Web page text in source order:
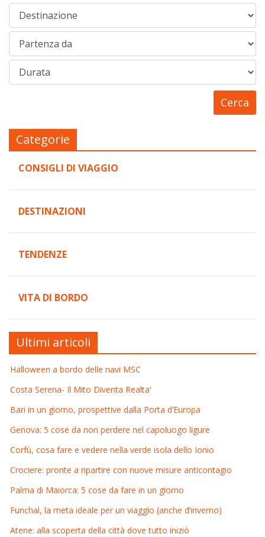
Categorie
CONSIGLI DI VIAGGIO
DESTINAZIONI
TENDENZE
VITA DI BORDO
Ultimi articoli
Halloween a bordo delle navi MSC
Costa Serena- Il Mito Diventa Realta'
Bari in un giorno, prospettive dalla Porta d’Europa
Genova: 5 cose da non perdere nel capoluogo ligure
Corfù, cosa fare e vedere nella verde isola dello Ionio
Crociere: pronte a ripartire con nuove misure anticontagio
Palma di Maiorca: 5 cose da fare in un giorno
Funchal, la meta ideale per un viaggio (anche d’inverno)
Atene: alla scoperta della città dove tutto iniziò